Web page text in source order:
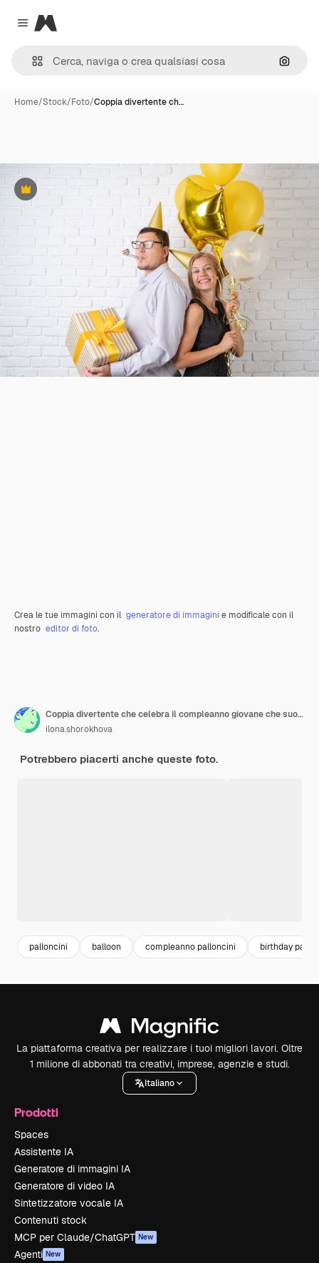
Close menu
Magnific
Cerca
Home/Stock/Foto/Coppia divertente ch…
Premium
Crea le tue immagini con il generatore di immagini e modificale con il
nostro editor di foto.
Coppia divertente che celebra il compleanno giovane che suona un rumoroso che si diverte alla festa
ilona.shorokhova
Potrebbero piacerti anche queste foto.
palloncini balloon compleanno palloncini birthday party
La piattaforma creativa per realizzare i tuoi migliori lavori. Oltre
1 milione di abbonati tra creativi, imprese, agenzie e studi.
Italiano
Prodotti
Spaces
Assistente IA
Generatore di immagini IA
Generatore di video IA
Sintetizzatore vocale IA
Contenuti stock
MCP per Claude/ChatGPT New
Agenti New